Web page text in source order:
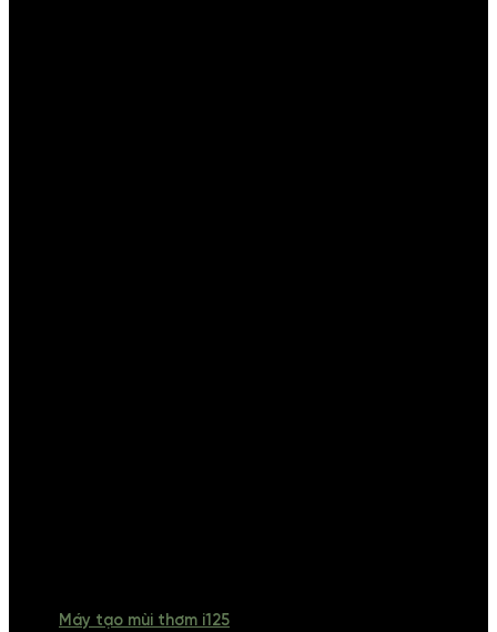
Máy tạo mùi thơm i125